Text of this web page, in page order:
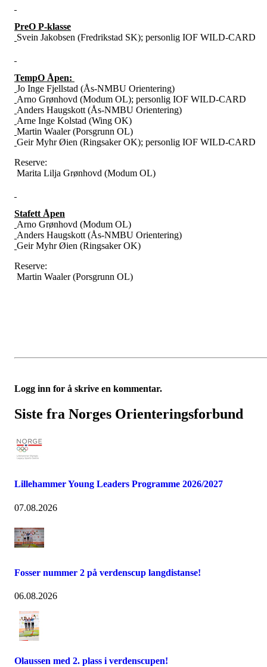
PreO P-klasse
Svein Jakobsen (Fredrikstad SK); personlig IOF WILD-CARD
TempO Åpen:
Jo Inge Fjellstad (Ås-NMBU Orientering)
Arno Grønhovd (Modum OL); personlig IOF WILD-CARD
Anders Haugskott (Ås-NMBU Orientering)
Arne Inge Kolstad (Wing OK)
Martin Waaler (Porsgrunn OL)
Geir Myhr Øien (Ringsaker OK); personlig IOF WILD-CARD
Reserve:
Marita Lilja Grønhovd (Modum OL)
Stafett Åpen
Arno Grønhovd (Modum OL)
Anders Haugskott (Ås-NMBU Orientering)
Geir Myhr Øien (Ringsaker OK)
Reserve:
Martin Waaler (Porsgrunn OL)
Logg inn for å skrive en kommentar.
Siste fra Norges Orienteringsforbund
Lillehammer Young Leaders Programme 2026/2027
07.08.2026
Fosser nummer 2 på verdenscup langdistanse!
06.08.2026
Olaussen med 2. plass i verdenscupen!